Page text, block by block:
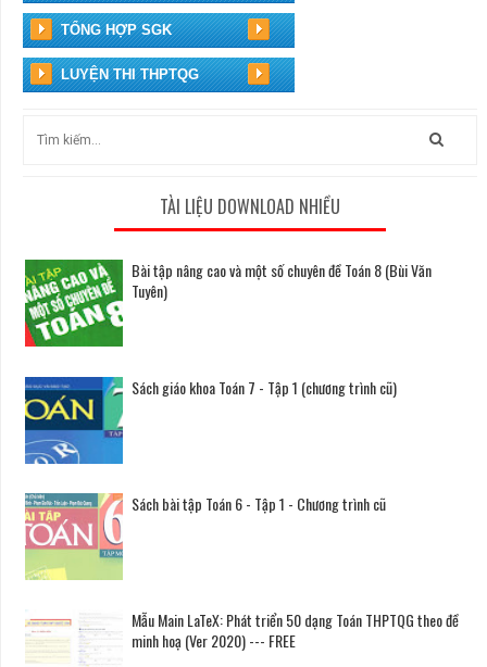
TỔNG HỢP SGK
LUYỆN THI THPTQG
TÀI LIỆU DOWNLOAD NHIỀU
Bài tập nâng cao và một số chuyên đề Toán 8 (Bùi Văn
Tuyên)
Sách giáo khoa Toán 7 - Tập 1 (chương trình cũ)
Sách bài tập Toán 6 - Tập 1 - Chương trình cũ
Mẫu Main LaTeX: Phát triển 50 dạng Toán THPTQG theo đề
minh hoạ (Ver 2020) --- FREE